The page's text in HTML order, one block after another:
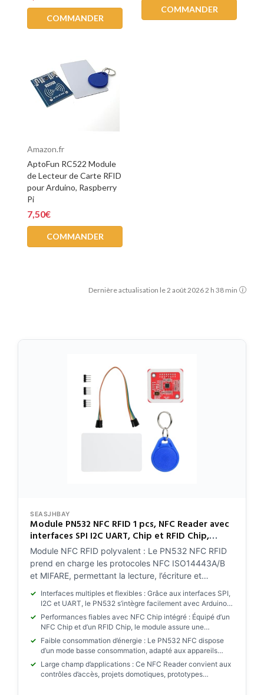
COMMANDER
COMMANDER
Amazon.fr
AptoFun RC522 Module
de Lecteur de Carte RFID
pour Arduino, Raspberry
Pi
7,50€
COMMANDER
Dernière actualisation le 2 août 2026 2 h 38 min
SEASJHBAY
Module PN532 NFC RFID 1 pcs, NFC Reader avec
interfaces SPI I2C UART, Chip et RFID Chip,
Compatible Arduino, ESP32, Raspberry Pi,
Lecteur pour projets électroniques
Module NFC RFID polyvalent : Le PN532 NFC RFID
prend en charge les protocoles NFC ISO14443A/B
et MIFARE, permettant la lecture, l’écriture et
les projets RFID éducatifs, DIY et professionnels.
Interfaces multiples et flexibles : Grâce aux interfaces SPI,
I2C et UART, le PN532 s’intègre facilement avec Arduino,
ESP32 et Raspberry Pi. Ce NFC RFID Modul offre une
grande compatibilité pour divers environnements de
développement.
Performances fiables avec NFC Chip intégré : Équipé d’un
NFC Chip et d’un RFID Chip, le module assure une
communication stable et rapide. Il fonctionne parfaitement
comme NFC Lesegerät pour systèmes d’identification et
Faible consommation d’énergie : Le PN532 NFC dispose
d’un mode basse consommation, adapté aux appareils
alimentés par batterie. Idéal pour applications IoT,
solutions embarquées et dispositifs mobiles utilisant la
Large champ d’applications : Ce NFC Reader convient aux
contrôles d’accès, projets domotiques, prototypes